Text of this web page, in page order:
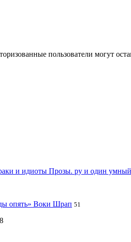
пользователи могут
и идиоты Прозы. ру и один умный
опять» Воки Шрап 51